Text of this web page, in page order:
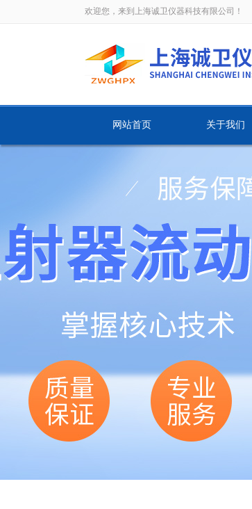
欢迎您，来到上海诚卫仪器科技有限公司！
网站首页 关于我们